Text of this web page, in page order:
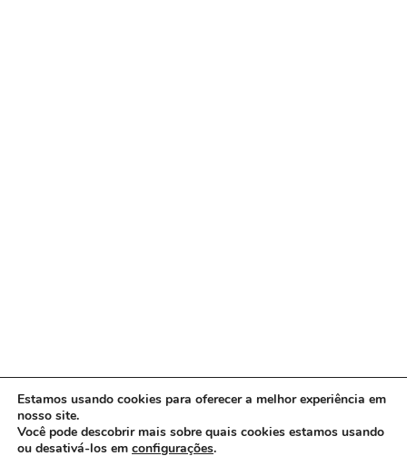
Copyright © 2026 www.ACORDA DF
Estamos usando cookies para oferecer a melhor experiência em
nosso site.
Você pode descobrir mais sobre quais cookies estamos usando
ou desativá-los em configurações.